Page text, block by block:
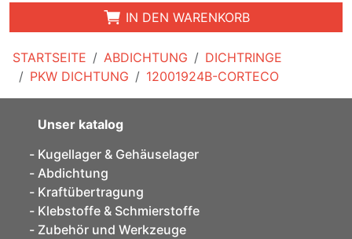
STARTSEITE ABDICHTUNG
DICHTRINGE
PKW DICHTUNG
12001924B-CORTECO
IN DEN WARENKORB
Unser katalog
Kugellager & Gehäuselager
Abdichtung
Kraftübertragung
Klebstoffe & Schmierstoffe
Zubehör und Werkzeuge